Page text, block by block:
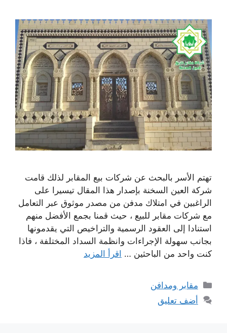
تهتم الأسر بالبحث عن شركات بيع المقابر لذلك قامت
شركة العين السخنة بإصدار هذا المقال تيسيرا على
الراغبين في امتلاك مدفن من مصدر موثوق عبر التعامل
مع شركات مقابر للبيع ، حيث قمنا بجمع الأفضل منهم
استنادا إلى العقود الرسمية والتراخيص التي يقدمونها
بجانب سهولة الإجراءات وانظمة السداد المختلفة ، فاذا
كنت واحد من الباحثين … اقرأ المزيد
التصنيفات
مقابر ومدافن
أضف تعليق